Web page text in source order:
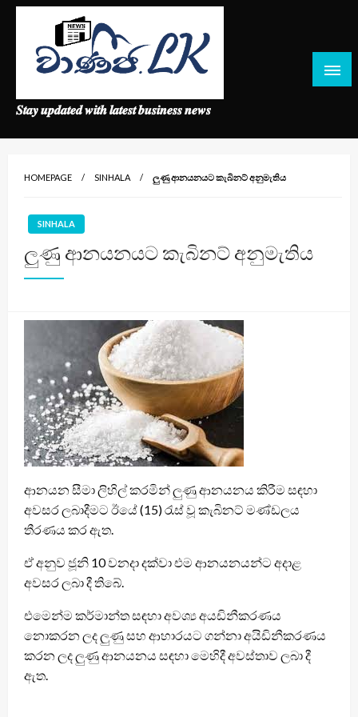
Skip
content
𝑺𝒕𝒂𝒚 𝒖𝒑𝒅𝒂𝒕𝒆𝒅 𝒘𝒊𝒕𝒉 𝒍𝒂𝒕𝒆𝒔𝒕 𝒃𝒖𝒔𝒊𝒏𝒆𝒔𝒔 𝒏𝒆𝒘𝒔
HOMEPAGE SINHALA ලුණු ආනයනයට කැබිනට් අනුමැතිය
SINHALA
ලුණු ආනයනයට කැබිනට් අනුමැතිය
ආනයන සීමා ලිහිල් කරමින් ලුණු ආනයනය කිරීම සඳහා
අවසර ලබාදීමට ඊයේ (15) රැස් වූ කැබිනට් මණ්ඩලය
තීරණය කර ඇත.
ඒ අනුව ජූනි 10 වනදා දක්වා එම ආනයනයන්ට අදාළ
අවසර ලබා දී තිබේ.
එමෙන්ම කර්මාන්ත සඳහා අවශ්‍ය අයඩිනීකරණය
නොකරන ලද ලුණු සහ ආහාරයට ගන්නා අයිඩිනීකරණය
කරන ලද ලුණු ආනයනය සඳහා මෙහිදී අවස්තාව ලබා දී
ඇත.